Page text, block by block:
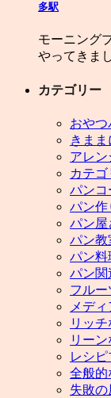
多駅
モーニング
やってきま
カテゴリー
おやつ
きま
アレン
カテ
パンコ
パン作
パン屋
パン教
パン料
パン関
フルー
メデ
リッ
リー
レシ
全般的
失敗